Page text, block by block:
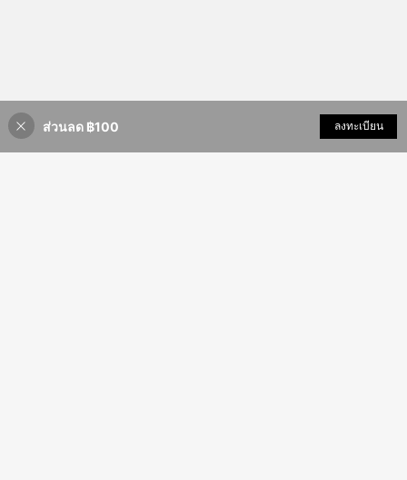
เพิ่มเข้ารถเข็น
ส่วนลด ฿100 ลงทะเบียน